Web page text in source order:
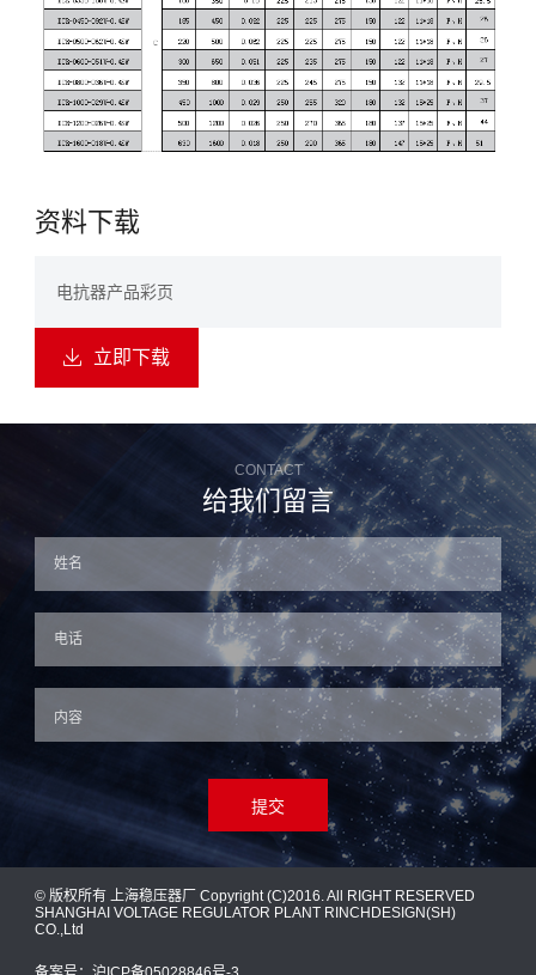
资料下载
电抗器产品彩页
 立即下载
CONTACT
给我们留言
提交
© 版权所有 上海稳压器厂 Copyright (C)2016. All RIGHT RESERVED
SHANGHAI VOLTAGE REGULATOR PLANT RINCHDESIGN(SH)
CO.,Ltd